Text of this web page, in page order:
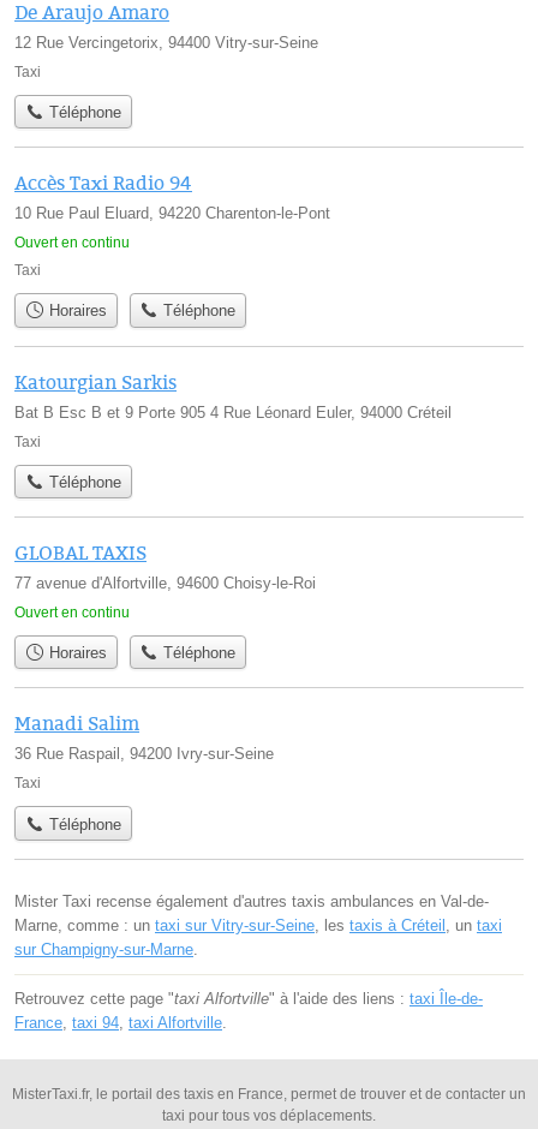
De Araujo Amaro
12 Rue Vercingetorix, 94400 Vitry-sur-Seine
Taxi
Téléphone
Accès Taxi Radio 94
10 Rue Paul Eluard, 94220 Charenton-le-Pont
Ouvert en continu
Taxi
Horaires Téléphone
Katourgian Sarkis
Bat B Esc B et 9 Porte 905 4 Rue Léonard Euler, 94000 Créteil
Taxi
Téléphone
GLOBAL TAXIS
77 avenue d'Alfortville, 94600 Choisy-le-Roi
Ouvert en continu
Horaires Téléphone
Manadi Salim
36 Rue Raspail, 94200 Ivry-sur-Seine
Taxi
Téléphone
Mister Taxi recense également d'autres taxis ambulances en Val-de-
Marne, comme : un taxi sur Vitry-sur-Seine , les taxis à Créteil , un taxi
sur Champigny-sur-Marne
Retrouvez cette page "taxi Alfortville" à l'aide des liens : taxi Île-de-
France taxi 94 taxi Alfortville
MisterTaxi.fr, le portail des taxis en France, permet de trouver et de contacter un
taxi pour tous vos déplacements.